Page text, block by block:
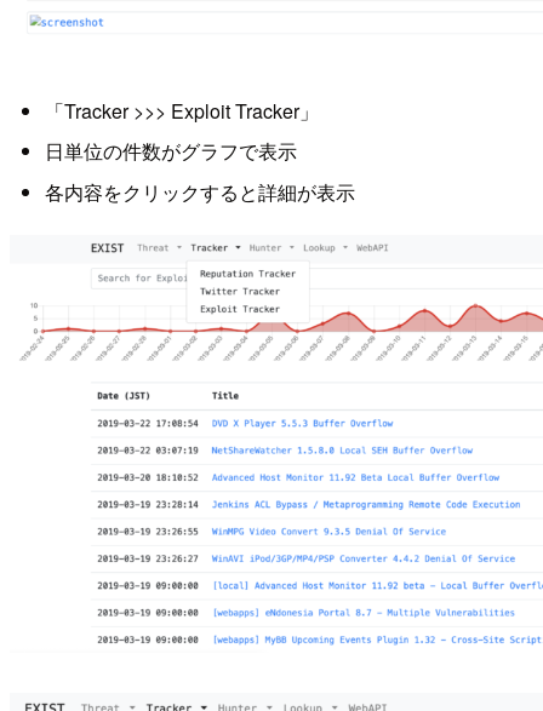
「Tracker >>> Exploit Tracker」
日単位の件数がグラフで表示
各内容をクリックすると詳細が表示